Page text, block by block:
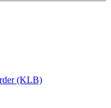
(KLB)